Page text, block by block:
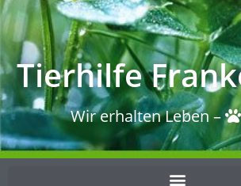
Tierhilfe
Wir erhalten Leben –